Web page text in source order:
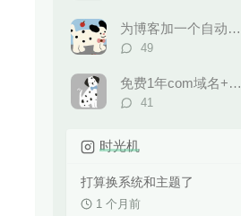
数：
为博客加一个自动更新的60S早报
评
数：
49
免费1年com域名+永久免费的虚拟主机合集
评
41
时光机
打算换系统和主题了
1 个月前